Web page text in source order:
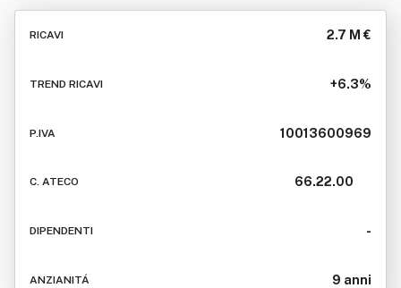
RICAVI 2.7 M €
TREND RICAVI +6.3%
P.IVA 10013600969
C. ATECO 66.22.00
DIPENDENTI -
ANZIANITÁ 9 anni